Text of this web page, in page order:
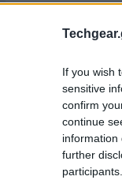
If you wish
sensitive
confirm
continue
information
further